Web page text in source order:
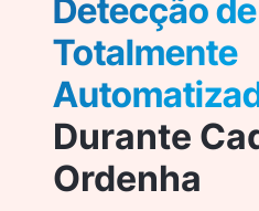
Detecção
Totalmente
Durante
Ordenha